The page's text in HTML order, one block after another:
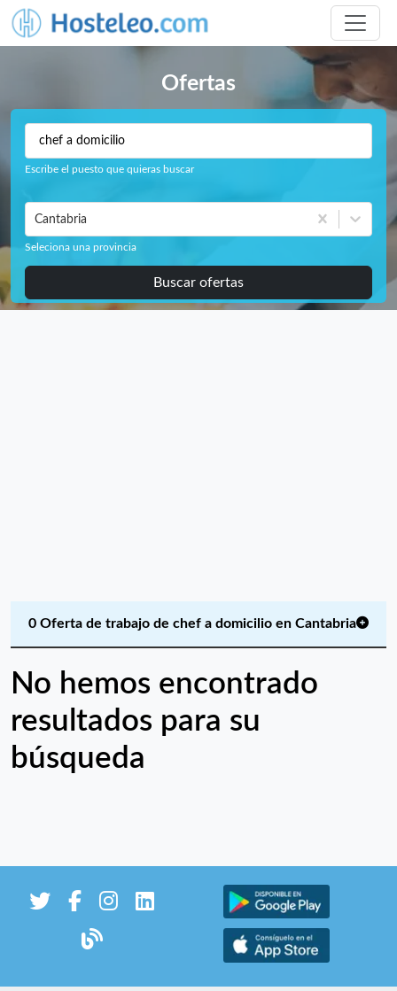
Ofertas
Escribe el puesto que quieras buscar
Cantabria
Seleciona una provincia
Buscar ofertas
0 Oferta de trabajo de chef a domicilio en Cantabria
No hemos encontrado
resultados para su
búsqueda